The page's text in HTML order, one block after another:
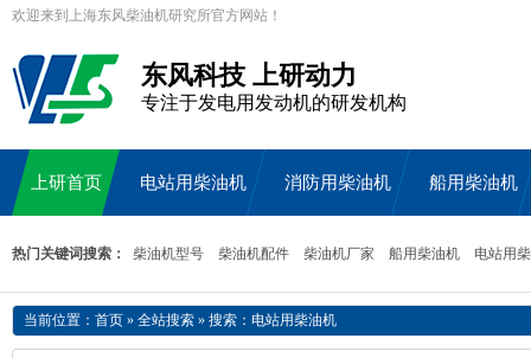
欢迎来到上海东风柴油机研究所官方网站！
东风科技 上研动力
专注于发电用发动机的研发机构
上研首页 电站用柴油机 消防用柴油机 船用柴油机
热门关键词搜索： 柴油机型号 柴油机配件 柴油机厂家 船用柴油机 电站用
当前位置： 首页 » 全站搜索 » 搜索：电站用柴油机